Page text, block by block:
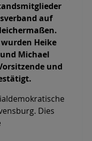
auf
Heike
Michael
und
Dies